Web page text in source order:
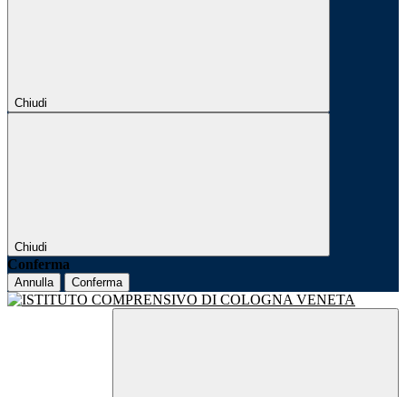
Chiudi
Chiudi
Conferma
Annulla Conferma